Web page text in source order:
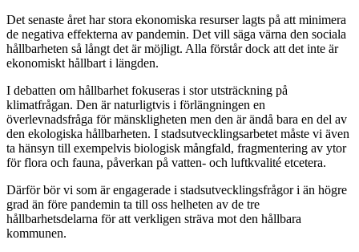
Det senaste året har stora ekonomiska resurser lagts på att minimera
de negativa effekterna av pandemin. Det vill säga värna den sociala
hållbarheten så långt det är möjligt. Alla förstår dock att det inte är
ekonomiskt hållbart i längden.
I debatten om hållbarhet fokuseras i stor utsträckning på
klimatfrågan. Den är naturligtvis i förlängningen en
överlevnadsfråga för mänskligheten men den är ändå bara en del av
den ekologiska hållbarheten. I stadsutvecklingsarbetet måste vi även
ta hänsyn till exempelvis biologisk mångfald, fragmentering av ytor
för flora och fauna, påverkan på vatten- och luftkvalité etcetera.
Därför bör vi som är engagerade i stadsutvecklingsfrågor i än högre
grad än före pandemin ta till oss helheten av de tre
hållbarhetsdelarna för att verkligen sträva mot den hållbara
kommunen.